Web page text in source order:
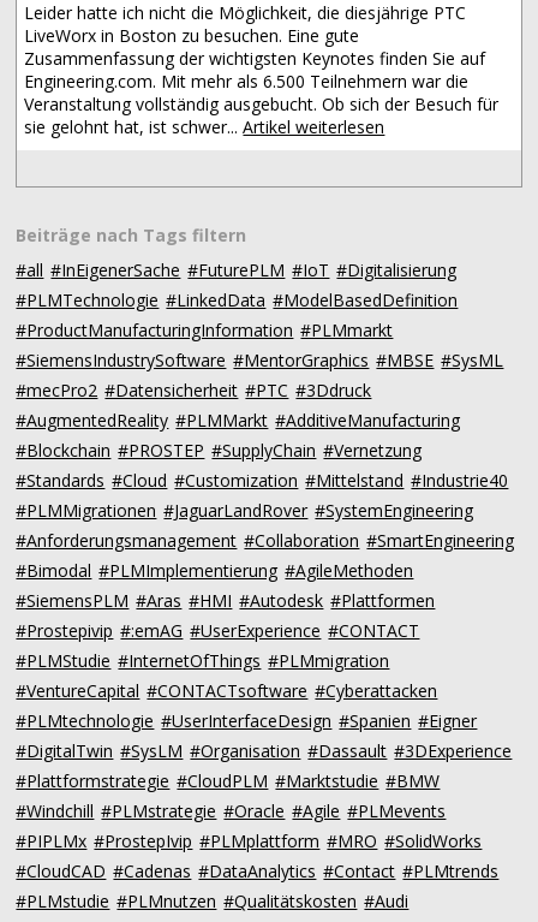
Leider hatte ich nicht die Möglichkeit, die diesjährige PTC
LiveWorx in Boston zu besuchen. Eine gute
Zusammenfassung der wichtigsten Keynotes finden Sie auf
Engineering.com. Mit mehr als 6.500 Teilnehmern war die
Veranstaltung vollständig ausgebucht. Ob sich der Besuch für
sie gelohnt hat, ist schwer...Artikel weiterlesen
Beiträge nach Tags filtern
#all #InEigenerSache #FuturePLM #IoT #Digitalisierung
#PLMTechnologie #LinkedData #ModelBasedDefinition
#ProductManufacturingInformation #PLMmarkt
#SiemensIndustrySoftware #MentorGraphics #MBSE #SysML
#mecPro2 #Datensicherheit #PTC #3Ddruck
#AugmentedReality #PLMMarkt #AdditiveManufacturing
#Blockchain #PROSTEP #SupplyChain #Vernetzung
#Standards #Cloud #Customization #Mittelstand #Industrie40
#PLMMigrationen #JaguarLandRover #SystemEngineering
#Anforderungsmanagement #Collaboration #SmartEngineering
#Bimodal #PLMImplementierung #AgileMethoden
#SiemensPLM #Aras #HMI #Autodesk #Plattformen
#Prostepivip #:emAG #UserExperience #CONTACT
#PLMStudie #InternetOfThings #PLMmigration
#VentureCapital #CONTACTsoftware #Cyberattacken
#PLMtechnologie #UserInterfaceDesign #Spanien #Eigner
#DigitalTwin #SysLM #Organisation #Dassault #3DExperience
#Plattformstrategie #CloudPLM #Marktstudie #BMW
#Windchill #PLMstrategie #Oracle #Agile #PLMevents
#PIPLMx #ProstepIvip #PLMplattform #MRO #SolidWorks
#CloudCAD #Cadenas #DataAnalytics #Contact #PLMtrends
#PLMstudie #PLMnutzen #Qualitätskosten #Audi